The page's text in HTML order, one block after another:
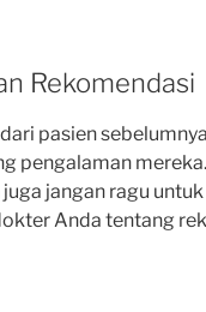
Rekomendasi
pasien
pengalaman
jangan ragu
Anda tentang